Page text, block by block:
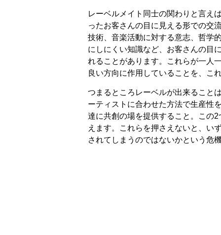
レーベルメイト同士の関わりと言え
ったお客さんの目に見える形での交
技術、音楽活動に対する意志、哲学
にしにくい知識など、お客さんの目
れることがあります。これらが一人
良い方向に作用していることを、こ
つまるところレーベルが出来ること
ーティストに合わせた方法で生産性
達に共創の場を提供すること。この
えます。これらを押さえないと、い
されてしまうのではないかという危